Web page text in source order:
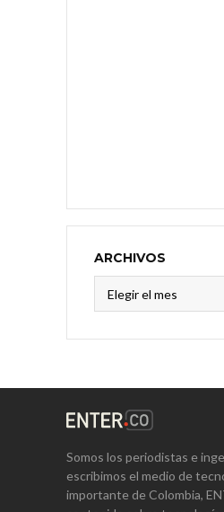
ARCHIVOS
Somos los periodistas e
escribimos el medio de
importante de Colombia,